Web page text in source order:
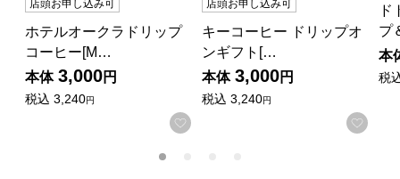
店頭お申し込み可
ホテルオークラドリップ
コーヒー[M…
本体 3,000円
税込 3,240円
お気に入りに登録する
店頭お申し込み可
キーコーヒー ドリップオ
ンギフト[…
本体 3,000円
税込 3,240円
お気
ド
プ
本
税